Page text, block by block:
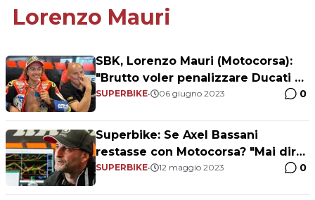
Lorenzo Mauri
SBK, Lorenzo Mauri (Motocorsa):
"Brutto voler penalizzare Ducati e
Bautista"
SUPERBIKE• 06 giugno 2023 0
Superbike: Se Axel Bassani
restasse con Motocorsa? "Mai dire
mai"
SUPERBIKE• 12 maggio 2023 0